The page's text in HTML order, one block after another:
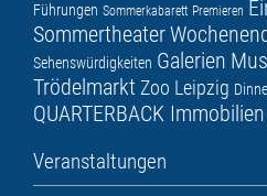
Führungen Sommerkabarett Premieren
Sommertheater
Sehenswürdigkeiten Galerien
Trödelmarkt Zoo Leipzig
QUARTERBACK
Veranstaltungen